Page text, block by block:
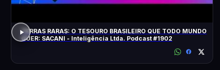
TERRAS RARAS: O TESOURO BRASILEIRO QUE TODO MUNDO
QUER: SACANI - Inteligência Ltda. Podcast #1902